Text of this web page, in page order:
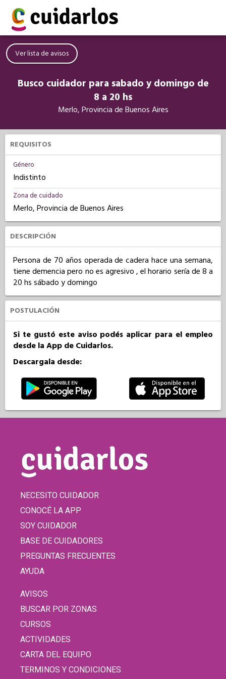
Ver lista de avisos
Busco cuidador para sabado y domingo de
8 a 20 hs
Merlo, Provincia de Buenos Aires
REQUISITOS
Género
Indistinto
Zona de cuidado
Merlo, Provincia de Buenos Aires
DESCRIPCIÓN
Persona de 70 años operada de cadera hace una semana,
tiene demencia pero no es agresivo , el horario sería de 8 a
20 hs sábado y domingo
POSTULACIÓN
Si te gustó este aviso podés aplicar para el empleo
desde la App de Cuidarlos.
Descargala desde:
NECESITO CUIDADOR
CONOCÉ LA APP
SOY CUIDADOR
BASE DE CUIDADORES
PREGUNTAS FRECUENTES
AYUDA
AVISOS
BUSCAR POR ZONAS
CURSOS
ACTIVIDADES
CARTA DEL EQUIPO
TERMINOS Y CONDICIONES